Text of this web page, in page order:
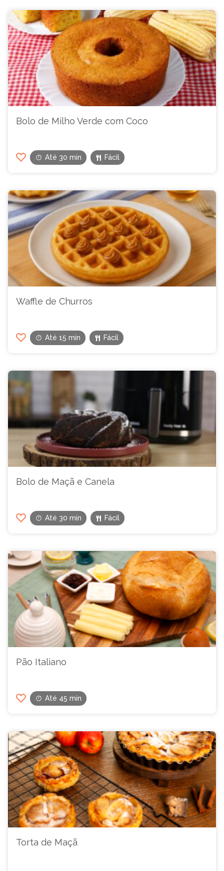
Bolo de Milho Verde com Coco
Até 30 min Fácil
Waffle de Churros
Até 15 min Fácil
Bolo de Maçã e Canela
Até 30 min Fácil
Pão Italiano
Até 45 min
Torta de Maçã